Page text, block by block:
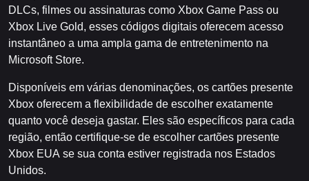
DLCs, filmes ou assinaturas como Xbox Game Pass ou
Xbox Live Gold, esses códigos digitais oferecem acesso
instantâneo a uma ampla gama de entretenimento na
Microsoft Store.
Disponíveis em várias denominações, os cartões presente
Xbox oferecem a flexibilidade de escolher exatamente
quanto você deseja gastar. Eles são específicos para cada
região, então certifique-se de escolher cartões presente
Xbox EUA se sua conta estiver registrada nos Estados
Unidos.